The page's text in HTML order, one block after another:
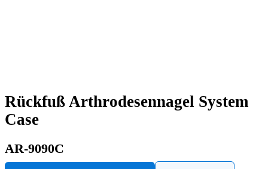
Rückfuß Arthrodesennagel System
Case
AR-9090C